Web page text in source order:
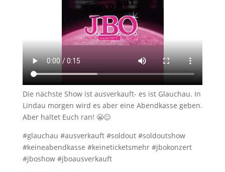
Die nächste Show ist ausverkauft- es ist Glauchau. In
Lindau morgen wird es aber eine Abendkasse geben.
Aber haltet Euch ran! 😬😊
#glauchau #ausverkauft #soldout #soldoutshow
#keineabendkasse #keineticketsmehr #jbokonzert
#jboshow #jboausverkauft